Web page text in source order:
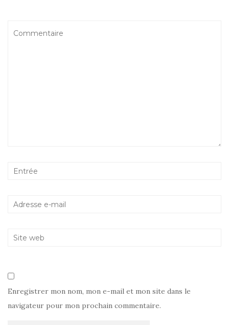
Enregistrer mon nom, mon e-mail et mon site dans le
navigateur pour mon prochain commentaire.